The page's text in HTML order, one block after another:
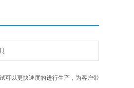
可以更快速度的进行生产，为客户带